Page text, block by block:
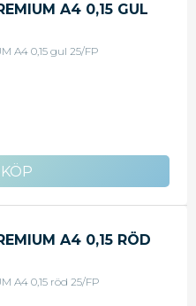
A4 0,15 GUL
A4 0,15 gul 25/FP
A4 0,15 RÖD
A4 0,15 röd 25/FP